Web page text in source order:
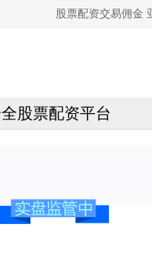
股票配资交易佣金
股票配资平台